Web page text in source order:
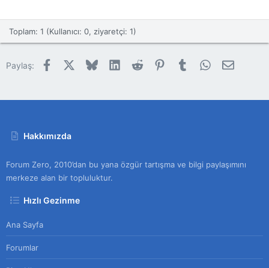
Toplam: 1 (Kullanıcı: 0, ziyaretçi: 1)
Paylaş: Facebook BlueskyLinkedInReddit PinterestTumblr WhatsAppE-posta
Hakkımızda
Forum Zero, 2010’dan bu yana özgür tartışma ve bilgi paylaşımını
merkeze alan bir topluluktur.
Hızlı Gezinme
Ana Sayfa
Forumlar